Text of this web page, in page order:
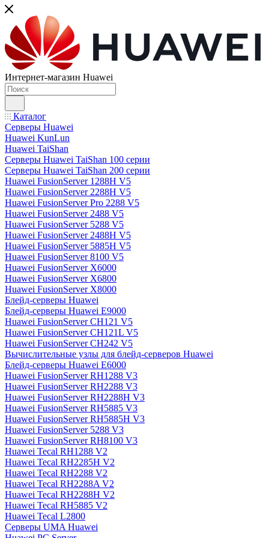
Интернет-магазин Huawei
Каталог
Серверы Huawei
Huawei KunLun
Huawei TaiShan
Серверы Huawei TaiShan 100 серии
Серверы Huawei TaiShan 200 серии
Huawei FusionServer 1288H V5
Huawei FusionServer 2288H V5
Huawei FusionServer Pro 2288 V5
Huawei FusionServer 2488 V5
Huawei FusionServer 5288 V5
Huawei FusionServer 2488H V5
Huawei FusionServer 5885H V5
Huawei FusionServer 8100 V5
Huawei FusionServer X6000
Huawei FusionServer X6800
Huawei FusionServer X8000
Блейд-серверы Huawei
Блейд-серверы Huawei E9000
Huawei FusionServer CH121 V5
Huawei FusionServer CH121L V5
Huawei FusionServer CH242 V5
Вычислительные узлы для блейд-серверов Huawei
Блейд-серверы Huawei E6000
Huawei FusionServer RH1288 V3
Huawei FusionServer RH2288 V3
Huawei FusionServer RH2288H V3
Huawei FusionServer RH5885 V3
Huawei FusionServer RH5885H V3
Huawei FusionServer 5288 V3
Huawei FusionServer RH8100 V3
Huawei Tecal RH1288 V2
Huawei Tecal RH2285H V2
Huawei Tecal RH2288 V2
Huawei Tecal RH2288A V2
Huawei Tecal RH2288H V2
Huawei Tecal RH5885 V2
Huawei Tecal L2800
Серверы UMA Huawei